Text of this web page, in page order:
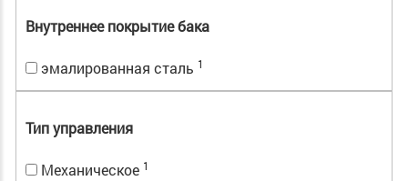
Внутреннее покрытие бака
эмалированная сталь 1
Тип управления
Механическое 1